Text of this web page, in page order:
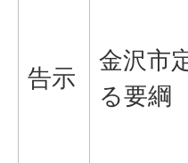
告示
金沢市
る要綱